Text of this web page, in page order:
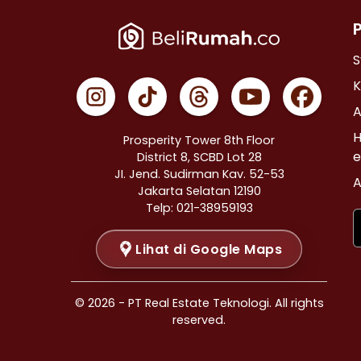
Properti Dijual di Johar Baru >
Properti Dijual di Menteng >
Properti Dijual di Tanah Abang >
Properti Dijual di Kramat >
Properti Dijual di Bendungan Hilir >
Properti Dijual di Jakarta Selatan >
Properti Dijual di Cilandak >
Properti Dijual di Gandaria Selatan >
Properti Dijual di Cipete Selatan >
Properti Dijual di Lenteng Agung >
Properti Dijual di Pondok Pinang >
Properti Dijual di Kebayoran Baru >
Properti Dijual di Mampang Prapatan >
Prosperity Tower 8th Floor
District 8, SCBD Lot 28
JI. Jend. Sudirman Kav. 52-53
Jakarta Selatan 12190
Telp: 021-38959193
Lihat di Google Maps
© 2026 - PT Real Estate Teknologi. All rights
reserved.